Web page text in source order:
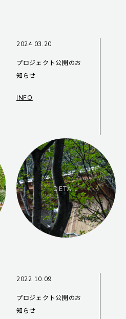
2024.03.20
プロジェクト公開のお
知らせ
INFO
DETAIL
2022.10.09
プロジェクト公開のお
知らせ